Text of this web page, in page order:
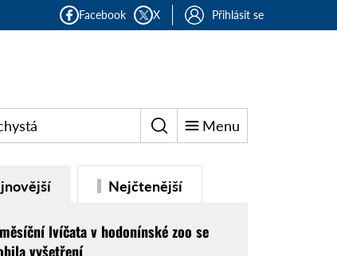
Facebook X Přihlásit se
Menu
Nejčtenější
lvíčata v hodonínské zoo se
vyšetření